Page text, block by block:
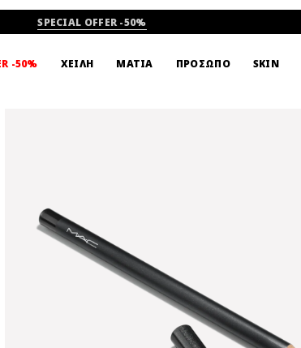
SPECIAL OFFER -50%
-50% ΧΕΙΛΗ ΜΑΤΙΑ ΠΡΟΣΩΠΟ SKIN